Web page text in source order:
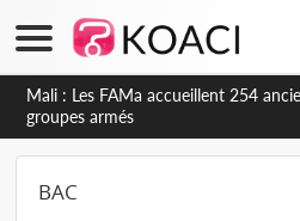
Côte d'Ivoire : Election FIF, le frère
dans la course